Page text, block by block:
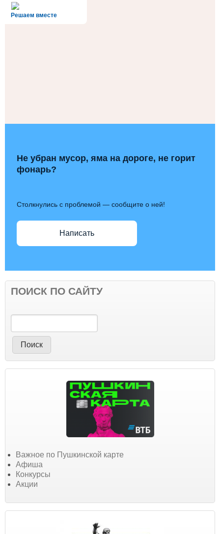
Решаем вместе
Не убран мусор, яма на дороге, не горит
фонарь?
Столкнулись с проблемой — сообщите о ней!
Написать
ПОИСК ПО САЙТУ
Поиск
Важное по Пушкинской карте
Афиша
Конкурсы
Акции